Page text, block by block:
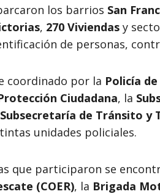
los barrios San
, 270 Viviendasy
de personas,
coordinado por la Policía
Ciudadana, la
Subsecretaría de Tránsito y
unidades policiales.
que participaron se
(COER), la Brigada